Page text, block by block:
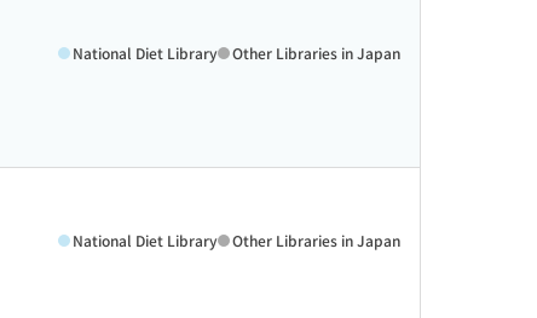
National Diet Library Other Libraries in Japan
National Diet Library Other Libraries in Japan